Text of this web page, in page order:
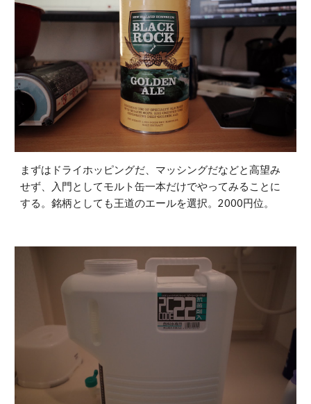
まずはドライホッピングだ、マッシングだなどと高望み
せず、入門としてモルト缶一本だけでやってみることに
する。銘柄としても王道のエールを選択。2000円位。